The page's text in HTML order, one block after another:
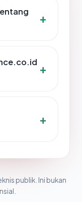
publik. Ini bukan